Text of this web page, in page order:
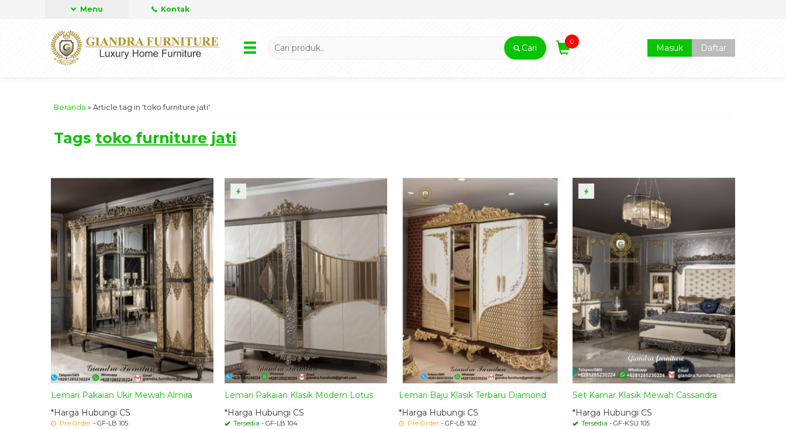
Menu Kontak
Cari
0
Masuk Daftar
Beranda » Article tag in 'toko furniture jati'
Tags toko furniture jati
Lemari Pakaian Ukir Mewah Almira
*Harga Hubungi CS
Pre Order - GF-LB 105
Lemari Pakaian Klasik Modern Lotus
*Harga Hubungi CS
Tersedia - GF-LB 104
Lemari Baju Klasik Terbaru Diamond
*Harga Hubungi CS
Pre Order - GF-LB 102
Set Kamar Klasik Mewah Cassandra
*Harga Hubungi CS
Tersedia - GF-KSU 105